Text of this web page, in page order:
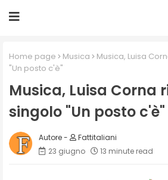
Home page Musica
Musica, Luisa
"Un posto c'è"
Musica, Luisa Corna
singolo "Un posto c'è"
Fattitaliani
23 giugno
13 minute read